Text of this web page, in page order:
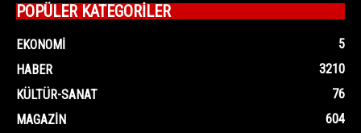
POPÜLER KATEGORİLER
EKONOMI
5
HABER
3210
KÜLTÜR-SANAT
76
MAGAZIN
604